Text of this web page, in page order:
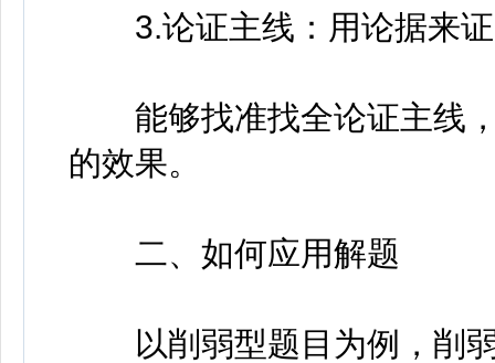
3.论证主线：用论据来证
能够找准找全论证主线，
的效果。
二、如何应用解题
以削弱型题目为例，削弱